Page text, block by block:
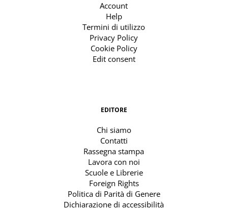
Account
Help
Termini di utilizzo
Privacy Policy
Cookie Policy
Edit consent
EDITORE
Chi siamo
Contatti
Rassegna stampa
Lavora con noi
Scuole e Librerie
Foreign Rights
Politica di Parità di Genere
Dichiarazione di accessibilità